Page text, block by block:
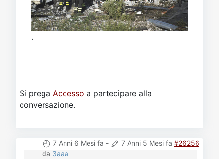
.
Si prega Accesso a partecipare alla
conversazione.
7 Anni 6 Mesi fa - 7 Anni 5 Mesi fa #26256
da 3aaa